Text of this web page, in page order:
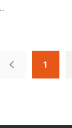
1